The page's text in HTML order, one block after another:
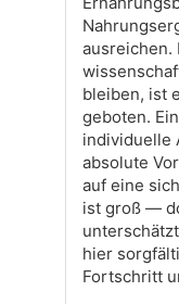
ausreichen.
bleiben, ist
geboten.
individuelle
absolute
auf eine
ist groß —
hier
Fortschritt